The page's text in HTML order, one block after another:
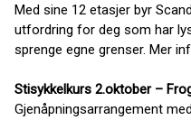
Med sine 12 etasjer byr
utfordring for deg som har
sprenge egne grenser. Mer
Stisykkelkurs 2.oktober –
Gjenåpningsarrangement